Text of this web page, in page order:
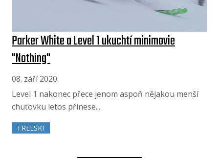
Parker White a Level 1 ukuchtí minimovie
"Nothing"
08. září 2020
Level 1 nakonec přece jenom aspoň nějakou menší
chuťovku letos přinese...
FREESKI